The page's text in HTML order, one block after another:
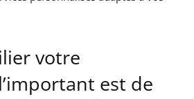
votre
est de